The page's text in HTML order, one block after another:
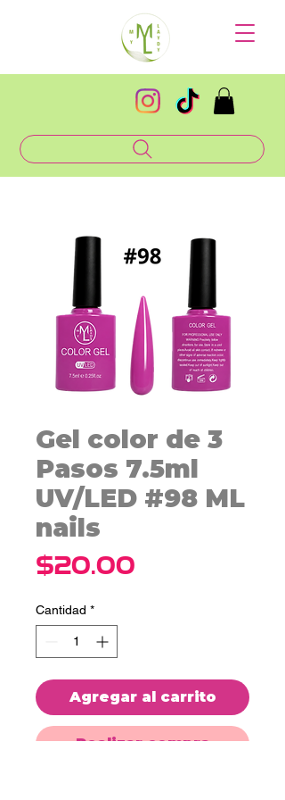
Gel color de 3
Pasos 7.5ml
UV/LED #98 ML
nails
$20.00
Cantidad *
Agregar al carrito
Realizar compra